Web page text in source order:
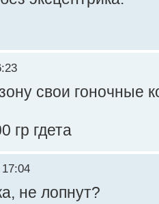
свои гоночные
гр гдета
не лопнут?